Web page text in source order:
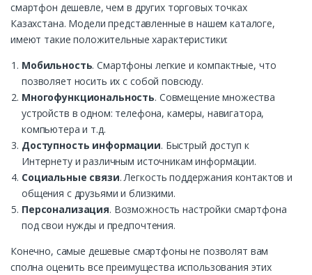
смартфон дешевле, чем в других торговых точках
Казахстана. Модели представленные в нашем каталоге,
имеют такие положительные характеристики:
Мобильность. Смартфоны легкие и компактные, что
позволяет носить их с собой повсюду.
Многофункциональность. Совмещение множества
устройств в одном: телефона, камеры, навигатора,
компьютера и т.д.
Доступность информации. Быстрый доступ к
Интернету и различным источникам информации.
Социальные связи. Легкость поддержания контактов и
общения с друзьями и близкими.
Персонализация. Возможность настройки смартфона
под свои нужды и предпочтения.
Конечно, самые дешевые смартфоны не позволят вам
сполна оценить все преимущества использования этих